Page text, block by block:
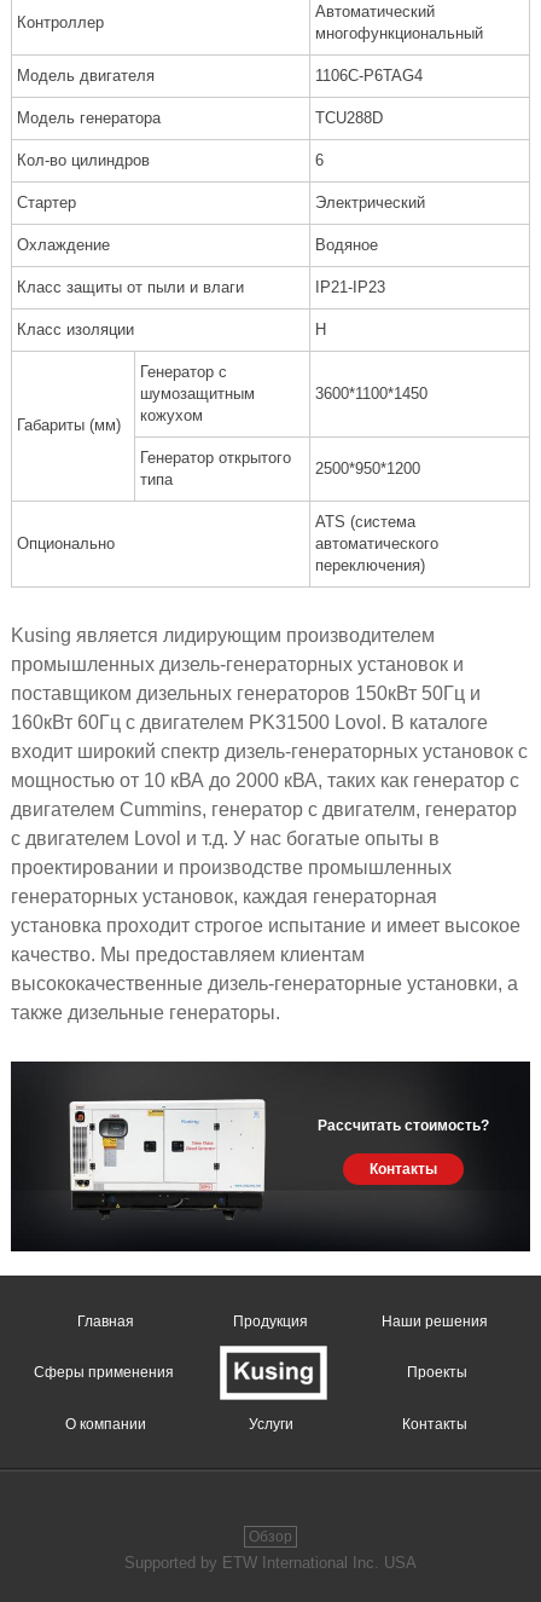
Контроллер
Автоматический
многофункциональный
Модель двигателя 1106C-P6TAG4
Модель генератора TCU288D
Кол-во цилиндров 6
Стартер Электрический
Охлаждение Водяное
Класс защиты от пыли и влаги IP21-IP23
Класс изоляции H
Габариты (мм)
Генератор с
шумозащитным
кожухом
3600*1100*1450
Генератор открытого
типа
2500*950*1200
Опционально
ATS (система
автоматического
переключения)
Kusing является лидирующим производителем
промышленных дизель-генераторных установок и
поставщиком дизельных генераторов 150кВт 50Гц и
160кВт 60Гц с двигателем PK31500 Lovol. В каталоге
входит широкий спектр дизель-генераторных установок с
мощностью от 10 кВА до 2000 кВА, таких как генератор с
двигателем Cummins, генератор с двигателм, генератор
с двигателем Lovol и т.д. У нас богатые опыты в
проектировании и производстве промышленных
генераторных установок, каждая генераторная
установка проходит строгое испытание и имеет высокое
качество. Мы предоставляем клиентам
высококачественные дизель-генераторные установки, а
также дизельные генераторы.
Рассчитать стоимость?
Контакты
Главная Продукция Наши решения
Сферы применения Проекты
О компании Услуги Контакты
Обзор
Supported by ETW International Inc. USA